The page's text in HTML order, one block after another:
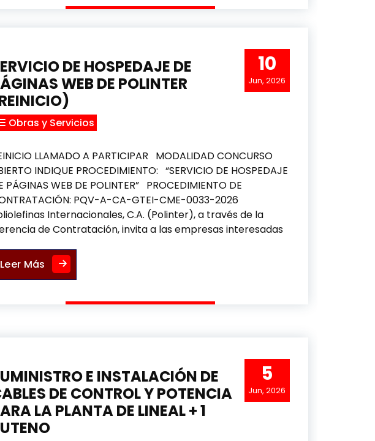
2026
10
Jun, 2026
DE HOSPEDAJE DE
WEB DE POLINTER
Obras y Servicios
LLAMADO A PARTICIPAR MODALIDAD CONCURSO
INDIQUE PROCEDIMIENTO: “SERVICIO DE HOSPEDAJE
PÁGINAS WEB DE POLINTER” PROCEDIMIENTO DE
PQV-A-CA-GTEI-CME-0033-2026
Internacionales, C.A. (Polinter), a través de la
de Contratación, invita a las empresas interesadas
Leer Más SERVICIO DE HOSPEDAJE DE PÁGINAS WEB DE POLINTER (REINICIO)
5
Jun, 2026
E INSTALACIÓN DE
DE CONTROL Y POTENCIA
LA PLANTA DE LINEAL + 1